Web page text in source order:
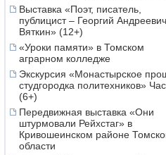
Выставка «Поэт, писатель,
публицист – Георгий Андреевич
Вяткин» (12+)
«Уроки памяти» в Томском
аграрном колледже
Экскурсия «Монастырское
студгородка политехников»
(6+)
Передвижная выставка «Они
штурмовали Рейхстаг» в
Кривошеинском районе
области